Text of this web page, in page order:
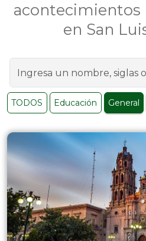
acontecimientos
en San
TODOS Educación General